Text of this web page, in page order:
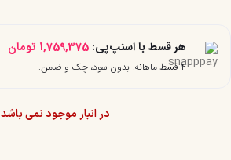
هر قسط با اسنپ‌پی: 1,759,375 تومان
۴ قسط ماهانه. بدون سود، چک و ضامن.
در انبار موجود نمی باشد